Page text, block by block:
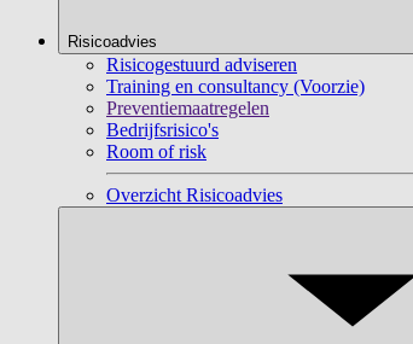
Risicoadvies
Risicogestuurd adviseren
Training en consultancy (Voorzie)
Preventiemaatregelen
Bedrijfsrisico's
Room of risk
Overzicht Risicoadvies